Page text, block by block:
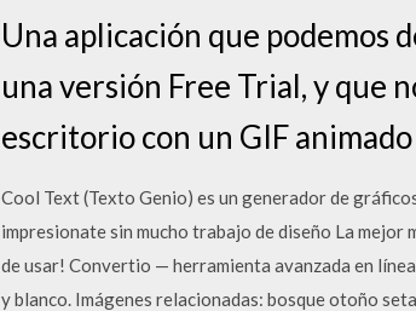
Una aplicación que podemos
una versión Free Trial, y que
escritorio con un GIF
Cool Text (Texto Genio) es un generador de
impresionate sin mucho trabajo de diseño La
de usar! Convertio — herramienta avanzada en
y blanco. Imágenes relacionadas: bosque otoño